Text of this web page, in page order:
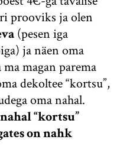
prooviks ja olen
(pesen iga
ja näen oma
magan parema
dekoltee “kortsu”,
oma nahal.
“kortsu”
on nahk